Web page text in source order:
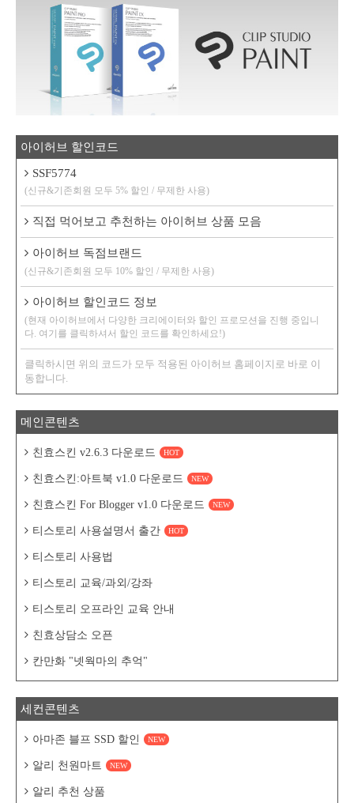
아이허브 할인코드
SSF5774
(신규&기존회원 모두 5% 할인 / 무제한 사용)
직접 먹어보고 추천하는 아이허브 상품 모음
아이허브 독점브랜드
(신규&기존회원 모두 10% 할인 / 무제한 사용)
아이허브 할인코드 정보
(현재 아이허브에서 다양한 크리에이터와 할인 프로모션을 진행 중입니
다. 여기를 클릭하셔서 할인 코드를 확인하세요!)
클릭하시면 위의 코드가 모두 적용된 아이허브 홈페이지로 바로 이
동합니다.
메인콘텐츠
친효스킨 v2.6.3 다운로드 HOT
친효스킨:아트북 v1.0 다운로드 NEW
친효스킨 For Blogger v1.0 다운로드 NEW
티스토리 사용설명서 출간 HOT
티스토리 사용법
티스토리 교육/과외/강좌
티스토리 오프라인 교육 안내
친효상담소 오픈
칸만화 "넷웍마의 추억"
세컨콘텐츠
아마존 블프 SSD 할인 NEW
알리 천원마트 NEW
알리 추천 상품